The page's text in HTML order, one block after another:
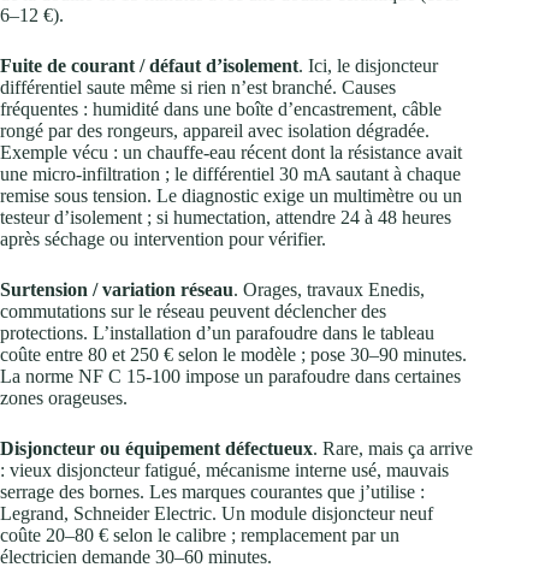
6–12 €).
Fuite de courant / défaut d’isolement. Ici, le disjoncteur
différentiel saute même si rien n’est branché. Causes
fréquentes : humidité dans une boîte d’encastrement, câble
rongé par des rongeurs, appareil avec isolation dégradée.
Exemple vécu : un chauffe‑eau récent dont la résistance avait
une micro‑infiltration ; le différentiel 30 mA sautant à chaque
remise sous tension. Le diagnostic exige un multimètre ou un
testeur d’isolement ; si humectation, attendre 24 à 48 heures
après séchage ou intervention pour vérifier.
Surtension / variation réseau. Orages, travaux Enedis,
commutations sur le réseau peuvent déclencher des
protections. L’installation d’un parafoudre dans le tableau
coûte entre 80 et 250 € selon le modèle ; pose 30–90 minutes.
La norme NF C 15‑100 impose un parafoudre dans certaines
zones orageuses.
Disjoncteur ou équipement défectueux. Rare, mais ça arrive
: vieux disjoncteur fatigué, mécanisme interne usé, mauvais
serrage des bornes. Les marques courantes que j’utilise :
Legrand, Schneider Electric. Un module disjoncteur neuf
coûte 20–80 € selon le calibre ; remplacement par un
électricien demande 30–60 minutes.